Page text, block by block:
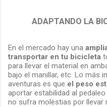
ADAPTANDO LA
En el mercado hay una
transportar en tu bicicleta
para llevar el material en
bajo el manillar, etc. Lo más
aventuras es que el peso
aportar estabilidad al
no sufra molestias por llevar